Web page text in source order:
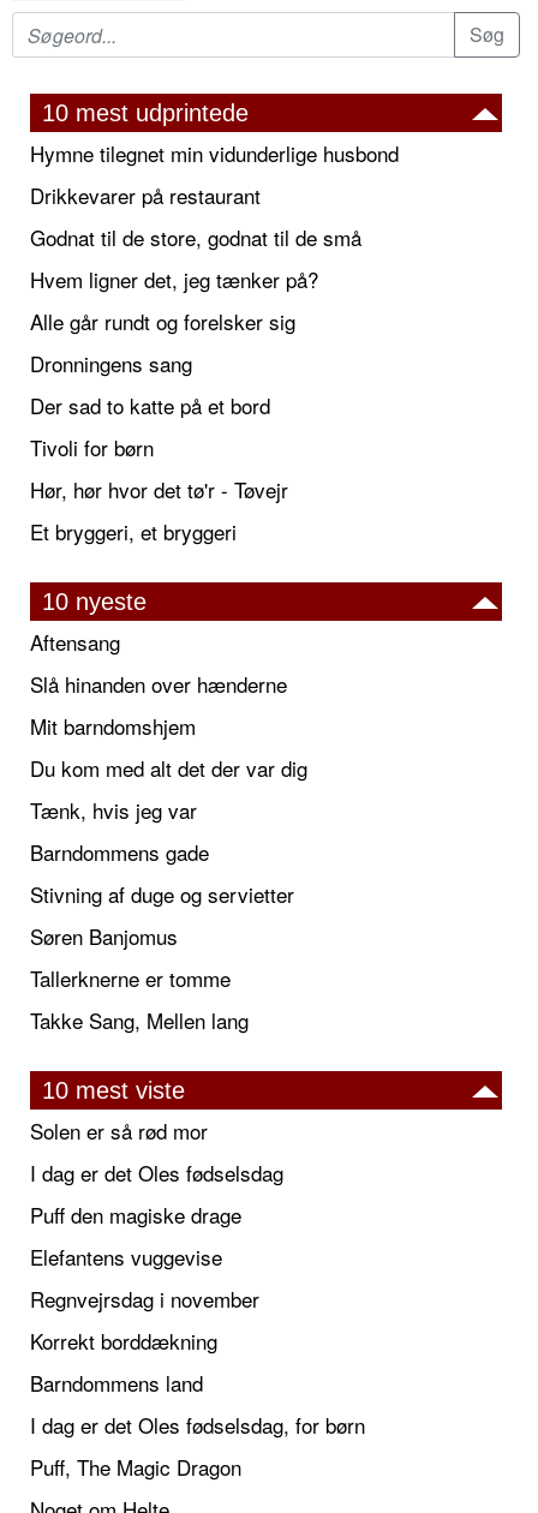
10 mest udprintede
Hymne tilegnet min vidunderlige husbond
Drikkevarer på restaurant
Godnat til de store, godnat til de små
Hvem ligner det, jeg tænker på?
Alle går rundt og forelsker sig
Dronningens sang
Der sad to katte på et bord
Tivoli for børn
Hør, hør hvor det tø'r - Tøvejr
Et bryggeri, et bryggeri
10 nyeste
Aftensang
Slå hinanden over hænderne
Mit barndomshjem
Du kom med alt det der var dig
Tænk, hvis jeg var
Barndommens gade
Stivning af duge og servietter
Søren Banjomus
Tallerknerne er tomme
Takke Sang, Mellen lang
10 mest viste
Solen er så rød mor
I dag er det Oles fødselsdag
Puff den magiske drage
Elefantens vuggevise
Regnvejrsdag i november
Korrekt borddækning
Barndommens land
I dag er det Oles fødselsdag, for børn
Puff, The Magic Dragon